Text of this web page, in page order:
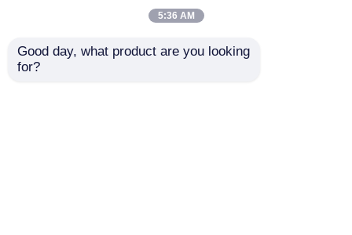
5:36 AM
Good day, what product are you looking
for?